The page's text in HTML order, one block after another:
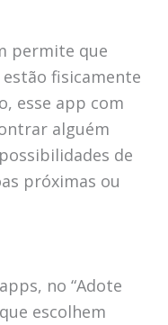
permite que
fisicamente
esse app com
alguém
de
próximas ou
no “Adote
escolhem